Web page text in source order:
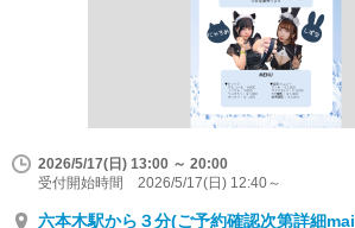
2026/5/17(日) 13:00 ～ 20:00
受付開始時間 2026/5/17(日) 12:40～
六本木駅から３分(ご予約確認次第詳細